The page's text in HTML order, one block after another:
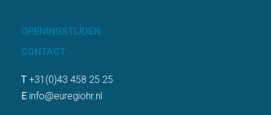
OPENINGSTIJDEN
CONTACT
T +31(0)43 458 25 25
E info@euregiohr.nl